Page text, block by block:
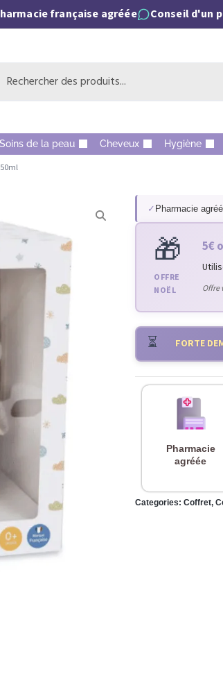
française agréée Conseil d'un
Soins de la peau Cheveux Hygiène
✓ Pharmacie
🎁
OFFRE
NOËL
5€
Offre
⏳ FORTE
Pharmacie
agréée
Categories: Coffret,